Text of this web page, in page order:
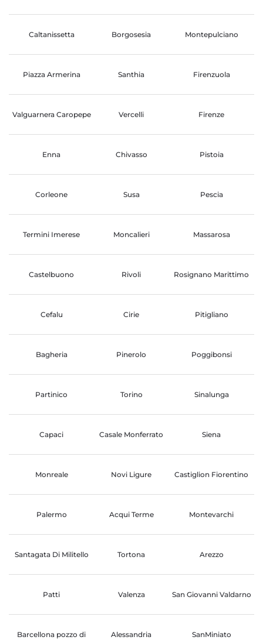
Caltanissetta Borgosesia Montepulciano
Piazza Armerina Santhia Firenzuola
Valguarnera Caropepe Vercelli Firenze
Enna Chivasso Pistoia
Corleone Susa Pescia
Termini Imerese Moncalieri Massarosa
Castelbuono Rivoli Rosignano Marittimo
Cefalu Cirie Pitigliano
Bagheria Pinerolo Poggibonsi
Partinico Torino Sinalunga
Capaci Casale Monferrato Siena
Monreale Novi Ligure Castiglion Fiorentino
Palermo Acqui Terme Montevarchi
Santagata Di Militello Tortona Arezzo
Patti Valenza San Giovanni Valdarno
Barcellona pozzo di
Alessandria SanMiniato